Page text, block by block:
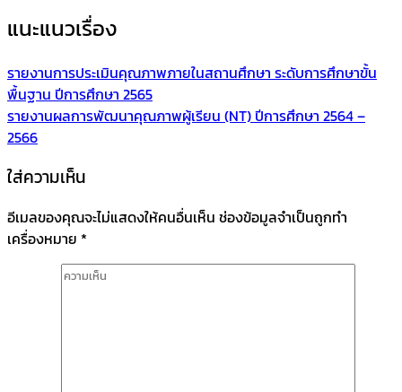
แนะแนวเรื่อง
รายงานการประเมินคุณภาพภายในสถานศึกษา ระดับการศึกษาขั้น
พื้นฐาน ปีการศึกษา 2565
รายงานผลการพัฒนาคุณภาพผู้เรียน (NT) ปีการศึกษา 2564 –
2566
ใส่ความเห็น
อีเมลของคุณจะไม่แสดงให้คนอื่นเห็น ช่องข้อมูลจำเป็นถูกทำ
เครื่องหมาย *